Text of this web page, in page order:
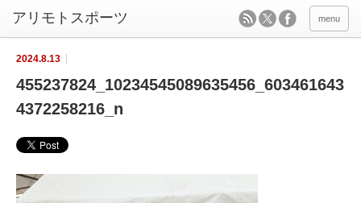
menu
2024.8.13
455237824_10234545089635456_603461643
4372258216_n